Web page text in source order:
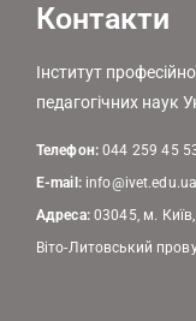
Контакти
Інститут
педагогічних наук
Телефон:044 259 45
E-mail: info@ivet.edu.ua
Адреса:03045, м. Київ,
Віто-Литовський